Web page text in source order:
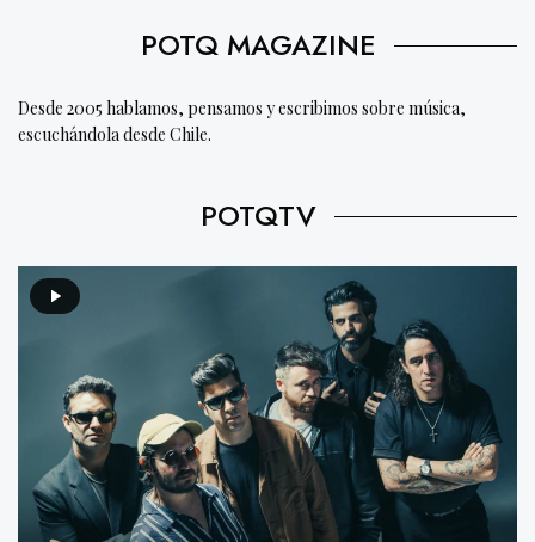
POTQ MAGAZINE
Desde 2005 hablamos, pensamos y escribimos sobre música,
escuchándola desde Chile.
POTQTV